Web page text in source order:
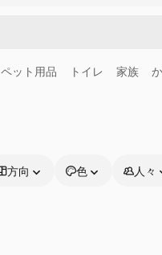
ペット用品 トイレ 家族
方向 色 人々